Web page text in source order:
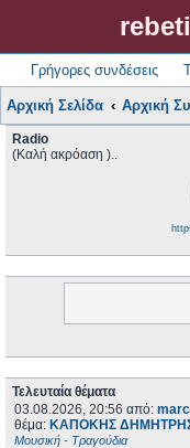
Γρήγορες συνδέσεις
Αρχική Σελίδα Αρχική
Radio
(Καλή ακρόαση )..
Τελευταία θέματα
03.08.2026, 20:56 από:
θέμα: ΚΑΠΟΚΗΣ ΔΗΜΗΤΡΗΣ
Μουσική - Τραγούδια